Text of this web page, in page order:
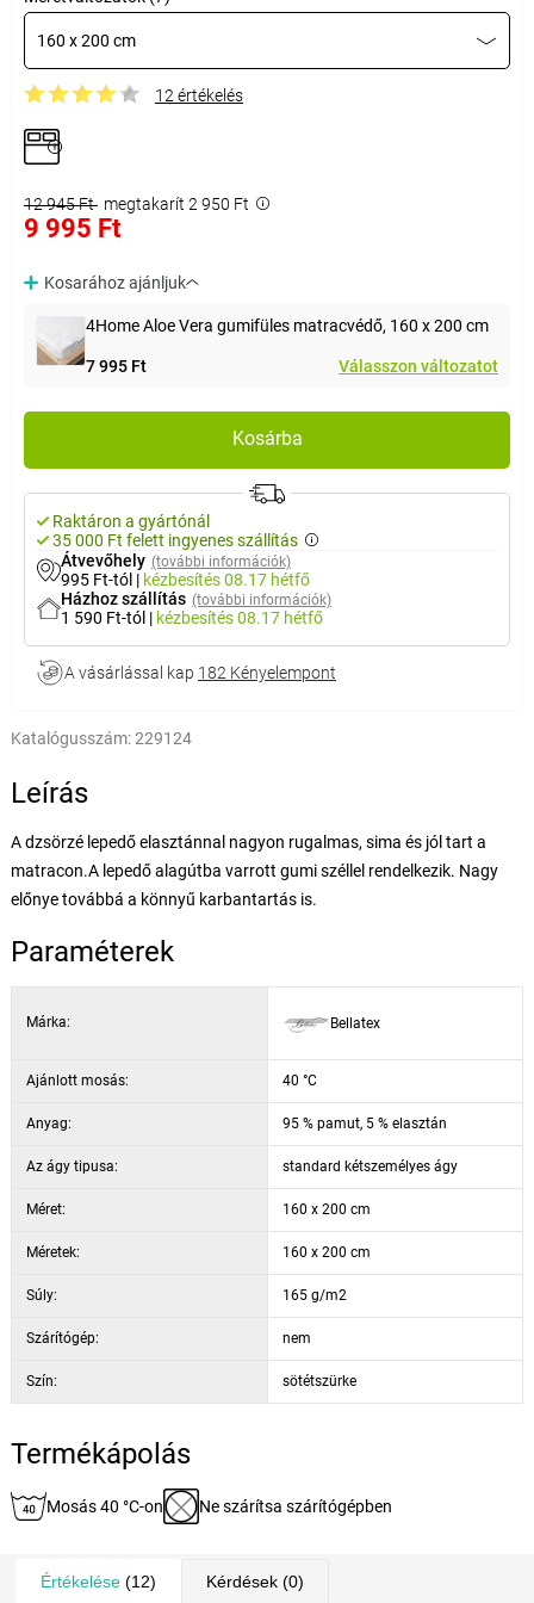
160 x 200 cm
12 értékelés
12 945 Ft megtakarít 2 950 Ft
9 995 Ft
Kosarához ajánljuk
4Home Aloe Vera gumifüles matracvédő, 160 x 200 cm
7 995 Ft Válasszon változatot
Kosárba
Raktáron a gyártónál
35 000 Ft felett ingyenes szállítás
Átvevőhely (további információk)
995 Ft-tól | kézbesítés08.17 hétfő
Házhoz szállítás (további információk)
1 590 Ft-tól | kézbesítés08.17 hétfő
A vásárlással kap 182 Kényelempont
Katalógusszám:229124
Leírás
A dzsörzé lepedő elasztánnal nagyon rugalmas, sima és jól tart a
matracon.A lepedő alagútba varrott gumi széllel rendelkezik. Nagy
előnye továbbá a könnyű karbantartás is.
Paraméterek
Márka: Bellatex
Ajánlott mosás: 40 °C
Anyag: 95 % pamut, 5 % elasztán
Az ágy tipusa: standard kétszemélyes ágy
Méret: 160 x 200 cm
Méretek: 160 x 200 cm
Súly: 165 g/m2
Szárítógép: nem
Szín: sötétszürke
Termékápolás
Mosás 40 °C-on Ne szárítsa szárítógépben
Értékelése(12) Kérdések(0)